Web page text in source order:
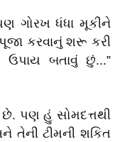
ગોરખ ધંધા મૂકીને
પૂજા કરવાનું શરૂ કરી
બતાવું છું...”
પણ હું સોમદત્તથી
તેની ટીમની શકિત